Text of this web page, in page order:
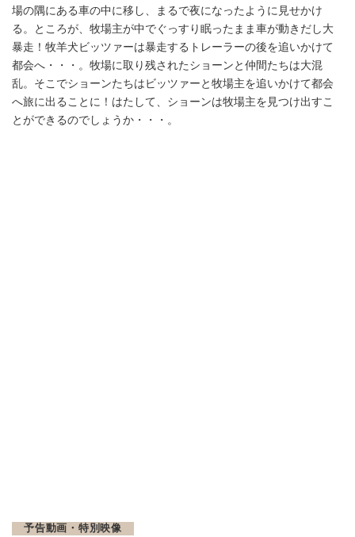
場の隅にある車の中に移し、まるで夜になったように見せかけ
る。ところが、牧場主が中でぐっすり眠ったまま車が動きだし大
暴走！牧羊犬ビッツァーは暴走するトレーラーの後を追いかけて
都会へ・・・。牧場に取り残されたショーンと仲間たちは大混
乱。そこでショーンたちはビッツァーと牧場主を追いかけて都会
へ旅に出ることに！はたして、ショーンは牧場主を見つけ出すこ
とができるのでしょうか・・・。
予告動画・特別映像